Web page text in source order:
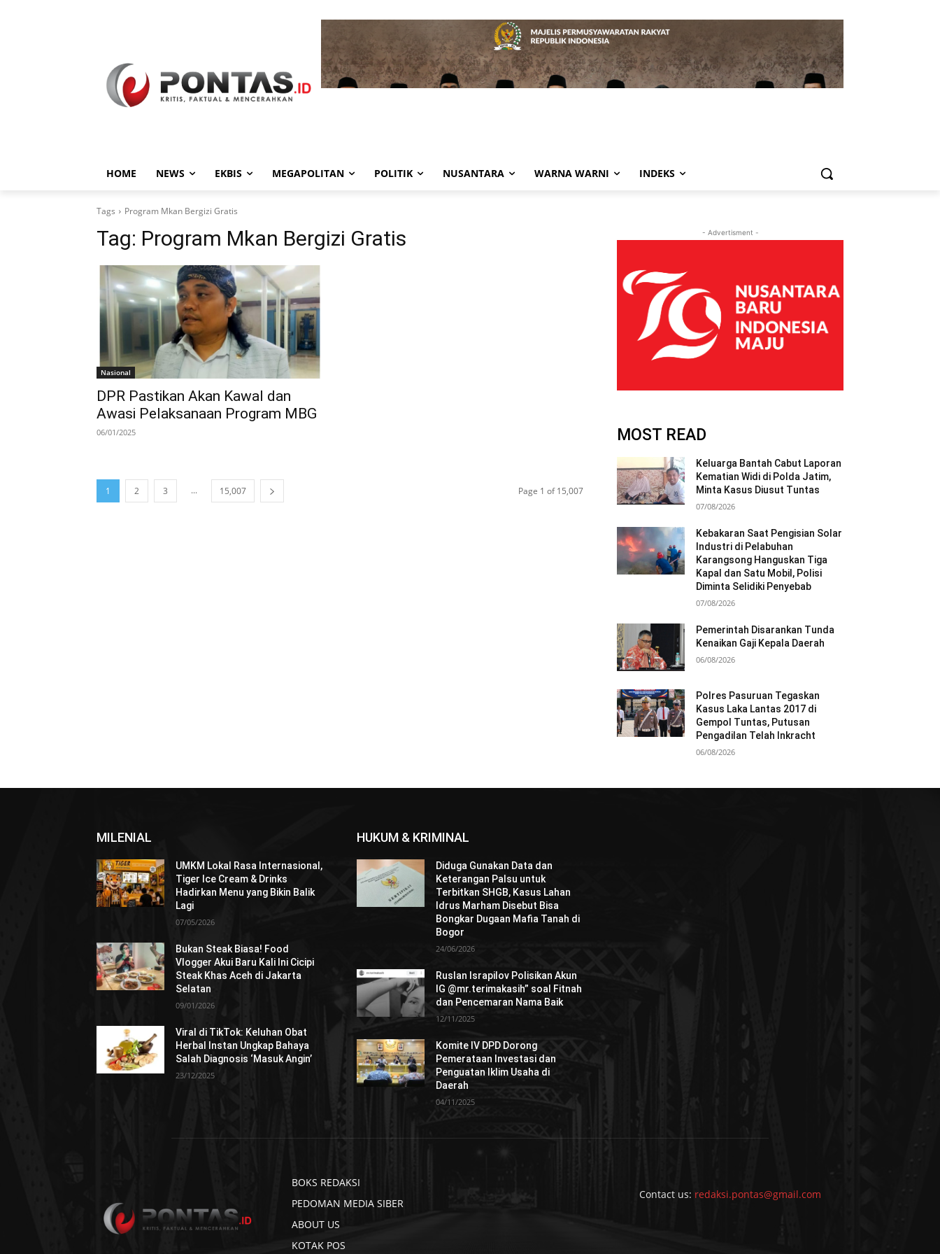
HOME NEWS EKBIS MEGAPOLITAN POLITIK NUSANTARA WARNA WARNI INDEKS
Tags Program Mkan Bergizi Gratis
Tag: Program Mkan Bergizi Gratis
Nasional
DPR Pastikan Akan Kawal dan
Awasi Pelaksanaan Program MBG
06/01/2025
1 2 3 ... 15,007 Page 1 of 15,007
- Advertisment -
MOST READ
Keluarga Bantah Cabut Laporan
Kematian Widi di Polda Jatim,
Minta Kasus Diusut Tuntas
07/08/2026
Kebakaran Saat Pengisian Solar
Industri di Pelabuhan
Karangsong Hanguskan Tiga
Kapal dan Satu Mobil, Polisi
Diminta Selidiki Penyebab
07/08/2026
Pemerintah Disarankan Tunda
Kenaikan Gaji Kepala Daerah
06/08/2026
Polres Pasuruan Tegaskan
Kasus Laka Lantas 2017 di
Gempol Tuntas, Putusan
Pengadilan Telah Inkracht
06/08/2026
MILENIAL
UMKM Lokal Rasa Internasional,
Tiger Ice Cream & Drinks
Hadirkan Menu yang Bikin Balik
Lagi
07/05/2026
Bukan Steak Biasa! Food
Vlogger Akui Baru Kali Ini Cicipi
Steak Khas Aceh di Jakarta
Selatan
09/01/2026
Viral di TikTok: Keluhan Obat
Herbal Instan Ungkap Bahaya
Salah Diagnosis ‘Masuk Angin’
23/12/2025
HUKUM & KRIMINAL
Diduga Gunakan Data dan
Keterangan Palsu untuk
Terbitkan SHGB, Kasus Lahan
Idrus Marham Disebut Bisa
Bongkar Dugaan Mafia Tanah di
Bogor
24/06/2026
Ruslan Israpilov Polisikan Akun
IG @mr.terimakasih” soal Fitnah
dan Pencemaran Nama Baik
12/11/2025
Komite IV DPD Dorong
Pemerataan Investasi dan
Penguatan Iklim Usaha di
Daerah
04/11/2025
BOKS REDAKSI
PEDOMAN MEDIA SIBER
ABOUT US
KOTAK POS
Contact us: redaksi.pontas@gmail.com